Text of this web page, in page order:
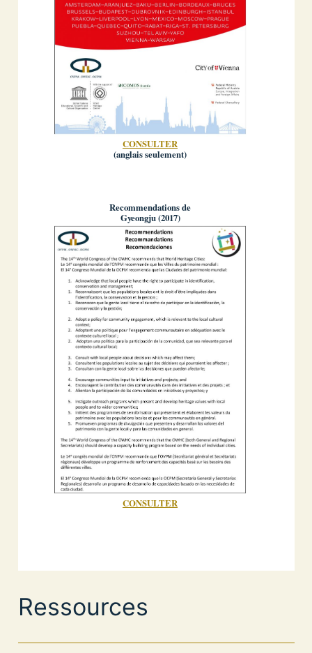
CONSULTER
(anglais seulement)
Recommendations de
Gyeongju (2017)
CONSULTER
Ressources